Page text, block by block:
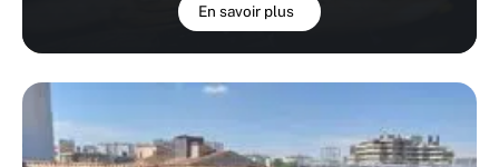
En savoir plus